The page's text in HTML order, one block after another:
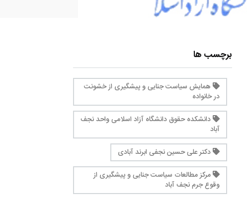
برچسب ها
همایش سیاست جنایی و پیشگیری از خشونت
در خانواده
دانشکده حقوق دانشگاه آزاد اسلامی واحد نجف
آباد
دکتر علی حسین نجفی ابرند آبادی
مرکز مطالعات سیاست جنایی و پیشگیری از
وقوع جرم نجف آباد